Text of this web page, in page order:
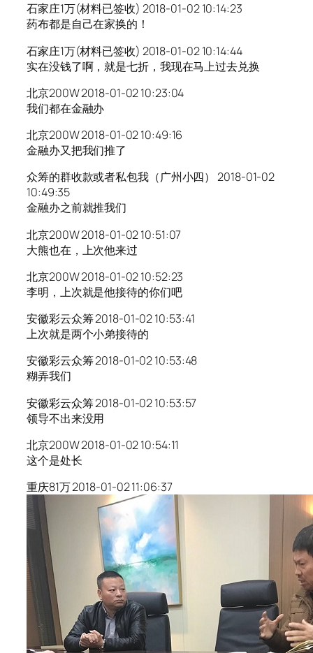
石家庄1万(材料已签收) 2018-01-02 10:14:23
药布都是自己在家换的！
石家庄1万(材料已签收) 2018-01-02 10:14:44
实在没钱了啊，就是七折，我现在马上过去兑换
北京200W 2018-01-02 10:23:04
我们都在金融办
北京200W 2018-01-02 10:49:16
金融办又把我们推了
众筹的群收款或者私包我（广州小四） 2018-01-02
10:49:35
金融办之前就推我们
北京200W 2018-01-02 10:51:07
大熊也在，上次他来过
北京200W 2018-01-02 10:52:23
李明，上次就是他接待的你们吧
安徽彩云众筹 2018-01-02 10:53:41
上次就是两个小弟接待的
安徽彩云众筹 2018-01-02 10:53:48
糊弄我们
安徽彩云众筹 2018-01-02 10:53:57
领导不出来没用
北京200W 2018-01-02 10:54:11
这个是处长
重庆81万 2018-01-02 11:06:37